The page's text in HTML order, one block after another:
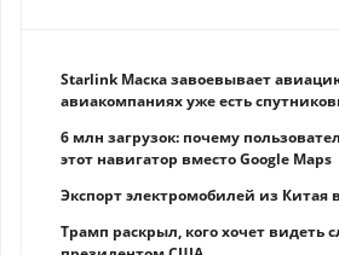
Starlink Маска завоевывает
авиакомпаниях уже есть
6 млн загрузок: почему
этот навигатор вместо Google Maps
Экспорт электромобилей из Китая
Трамп раскрыл, кого хочет